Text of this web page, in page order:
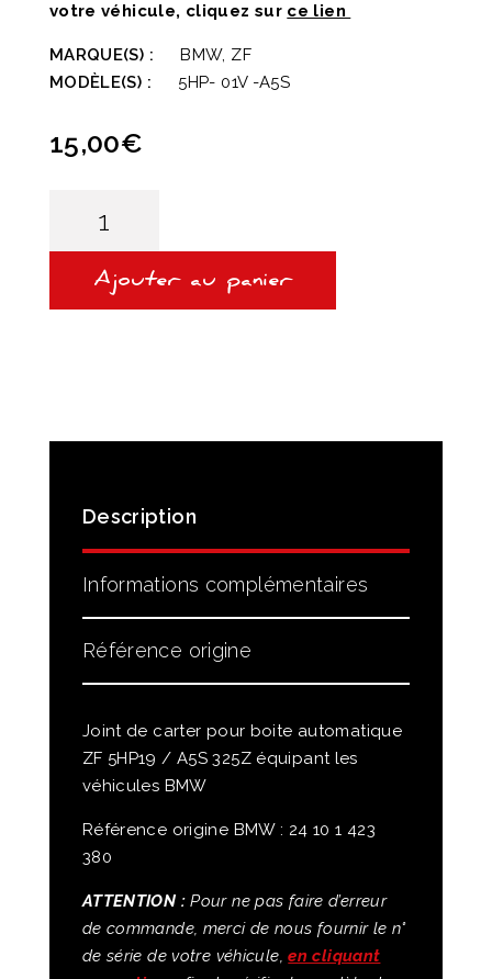
votre véhicule, cliquez sur ce lien
MARQUE(S) :
BMW, ZF
MODÈLE(S) :
5HP- 01V -A5S
15,00€
/
BMW
Ajouter au panier
Description
Informations complémentaires
Référence origine
Joint de carter pour boite automatique
ZF 5HP19 / A5S 325Z équipant les
véhicules BMW
Référence origine BMW : 24 10 1 423
380
ATTENTION :Pour ne pas faire d’erreur
de commande, merci de nous fournir le n°
de série de votre véhicule,en cliquant